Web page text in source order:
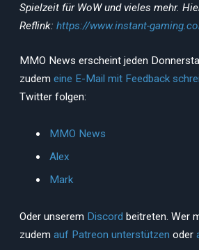
Spielzeit für WoW und vieles mehr.
Reflink: https://www.instant-
MMO News erscheint jeden
zudem eine E-Mail mit Feedback
Twitter folgen:
MMO News
Alex
Mark
Oder unserem Discord beitreten. Wer
zudem auf Patreon unterstützen oder